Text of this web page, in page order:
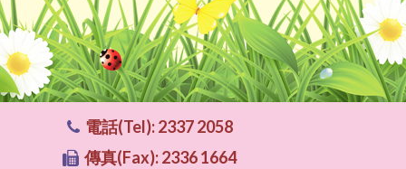
電話(Tel): 2337 2058
傳真(Fax): 2336 1664